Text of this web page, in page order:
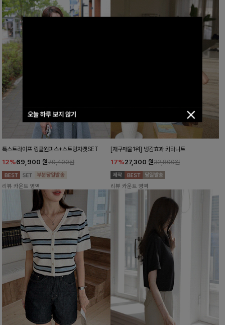
오늘 하루 보지 않기
특스트라이프 링클원피스+스트링자켓SET
12%69,900 원79,400원
리뷰 카운트 영역
[재구매율1위] 냉감효과 카라니트
17%27,300 원32,800원
리뷰 카운트 영역